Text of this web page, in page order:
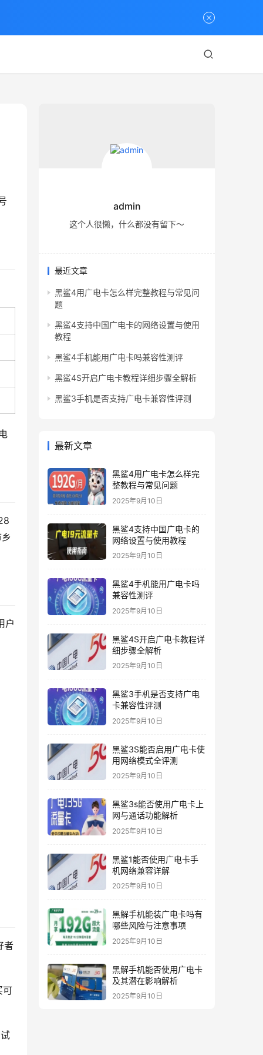
户
者
可
admin
这个人很懒，什么都没有留下～
最近文章
黑鲨4用广电卡怎么样完整教程与常见问
题
黑鲨4支持中国广电卡的网络设置与使用
教程
黑鲨4手机能用广电卡吗兼容性测评
黑鲨4S开启广电卡教程详细步骤全解析
黑鲨3手机是否支持广电卡兼容性评测
最新文章
黑鲨4用广电卡怎么样完
整教程与常见问题
2025年9月10日
黑鲨4支持中国广电卡的
网络设置与使用教程
2025年9月10日
黑鲨4手机能用广电卡吗
兼容性测评
2025年9月10日
黑鲨4S开启广电卡教程详
细步骤全解析
2025年9月10日
黑鲨3手机是否支持广电
卡兼容性评测
2025年9月10日
黑鲨3S能否启用广电卡使
用网络模式全评测
2025年9月10日
黑鲨3s能否使用广电卡上
网与通话功能解析
2025年9月10日
黑鲨1能否使用广电卡手
机网络兼容详解
2025年9月10日
黑解手机能装广电卡吗有
哪些风险与注意事项
2025年9月10日
黑解手机能否使用广电卡
及其潜在影响解析
2025年9月10日